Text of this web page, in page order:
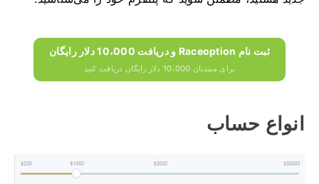
ثبت نام Raceoption و دریافت 10،000 دلار رایگان
برای مبتدیان 10،000 دلار رایگان دریافت کنید
انواع حساب